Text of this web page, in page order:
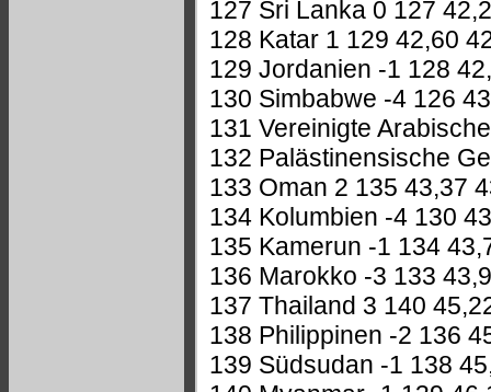
127 Sri Lanka 0 127
128 Katar 1 129 42,60
129 Jordanien -1 128
130 Simbabwe -4 126
131 Vereinigte
132 Palästinensische
133 Oman 2 135 43,37
134 Kolumbien -4 130
135 Kamerun -1 134
136 Marokko -3 133
137 Thailand 3 140
138 Philippinen -2 136
139 Südsudan -1 138